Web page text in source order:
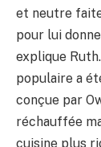
et neutre
pour lui
explique
populaire a
conçue par
réchauffée
cuisine plus